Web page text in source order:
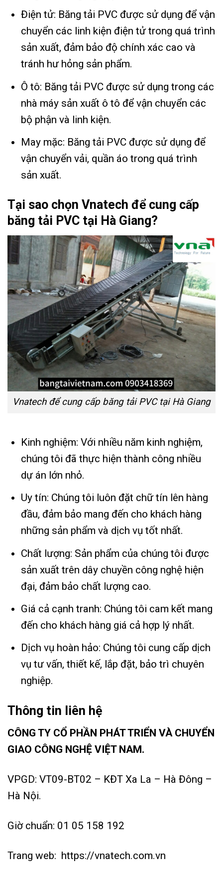
Điện tử: Băng tải PVC được sử dụng để vận
chuyển các linh kiện điện tử trong quá trình
sản xuất, đảm bảo độ chính xác cao và
tránh hư hỏng sản phẩm.
Ô tô: Băng tải PVC được sử dụng trong các
nhà máy sản xuất ô tô để vận chuyển các
bộ phận và linh kiện.
May mặc: Băng tải PVC được sử dụng để
vận chuyển vải, quần áo trong quá trình
sản xuất.
Tại sao chọn Vnatech để cung cấp
băng tải PVC tại Hà Giang?
Vnatech để cung cấp băng tải PVC tại Hà Giang
Kinh nghiệm: Với nhiều năm kinh nghiệm,
chúng tôi đã thực hiện thành công nhiều
dự án lớn nhỏ.
Uy tín: Chúng tôi luôn đặt chữ tín lên hàng
đầu, đảm bảo mang đến cho khách hàng
những sản phẩm và dịch vụ tốt nhất.
Chất lượng: Sản phẩm của chúng tôi được
sản xuất trên dây chuyền công nghệ hiện
đại, đảm bảo chất lượng cao.
Giá cả cạnh tranh: Chúng tôi cam kết mang
đến cho khách hàng giá cả hợp lý nhất.
Dịch vụ hoàn hảo: Chúng tôi cung cấp dịch
vụ tư vấn, thiết kế, lắp đặt, bảo trì chuyên
nghiệp.
Thông tin liên hệ
CÔNG TY CỔ PHẦN PHÁT TRIỂN VÀ CHUYỂN
GIAO CÔNG NGHỆ VIỆT NAM.
VPGD: VT09-BT02 – KĐT Xa La – Hà Đông –
Hà Nội.
Giờ chuẩn: 01 05 158 192
Trang web: https://vnatech.com.vn